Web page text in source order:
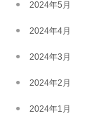
2024年5月
2024年4月
2024年3月
2024年2月
2024年1月